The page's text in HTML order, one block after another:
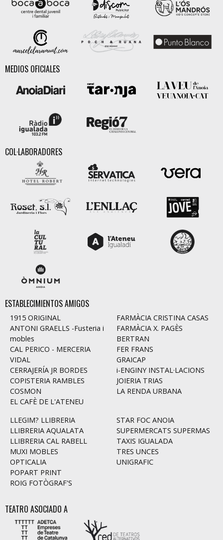
MEDIOS OFICIALES
COL·LABORADORES
ESTABLECIMIENTOS AMIGOS
1915 ORIGINAL
ANTONI GRAELLS -Fusteria i
mobles
CAL PERICO - MERCERIA
VIDAL
CERRAJERÍA JR BORDES
COPISTERIA RAMBLES
COSMON
EL CAFÈ DE L'ATENEU
FARMÀCIA CRISTINA CASAS
FARMÀCIA X. PAGÈS
BERTRAN
FER FRANS
GRAICAP
i-ENGINY INSTAL·LACIONS
JOIERIA TRIAS
LA RENDA URBANA
LLEGIM? LLIBRERIA
LLIBRERIA AQUALATA
LLIBRERIA CAL RABELL
MUXI MOBLES
OPTICALIA
POPART PRINT
ROIG FOTÒGRAF'S
STAR FOC ANOIA
SUPERMERCATS SUPERMAS
TAXIS IGUALADA
TRES UNCES
UNIGRAFIC
TEATRO ASOCIADO A